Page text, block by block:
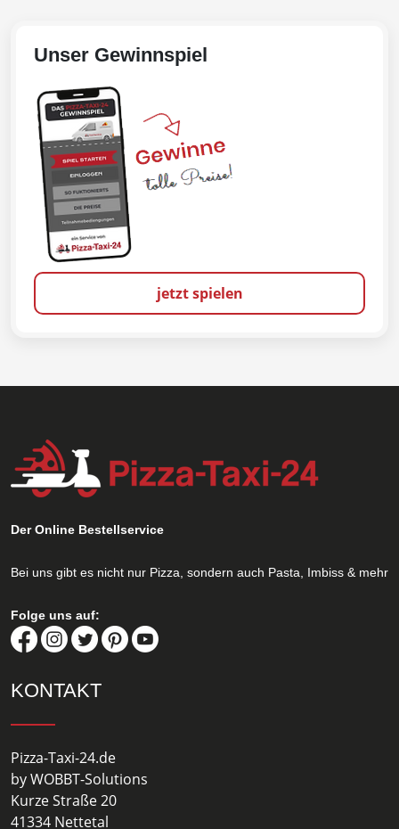
Unser Gewinnspiel
jetzt spielen
Der Online Bestellservice
Bei uns gibt es nicht nur Pizza, sondern auch Pasta, Imbiss & mehr
Folge uns auf:
KONTAKT
Pizza-Taxi-24.de
by WOBBT-Solutions
Kurze Straße 20
41334 Nettetal